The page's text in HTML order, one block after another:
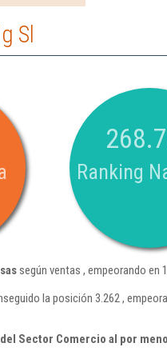
Sl
Ranking
según ventas , empeorando en
la posición 3.262 ,
Sector Comercio al por